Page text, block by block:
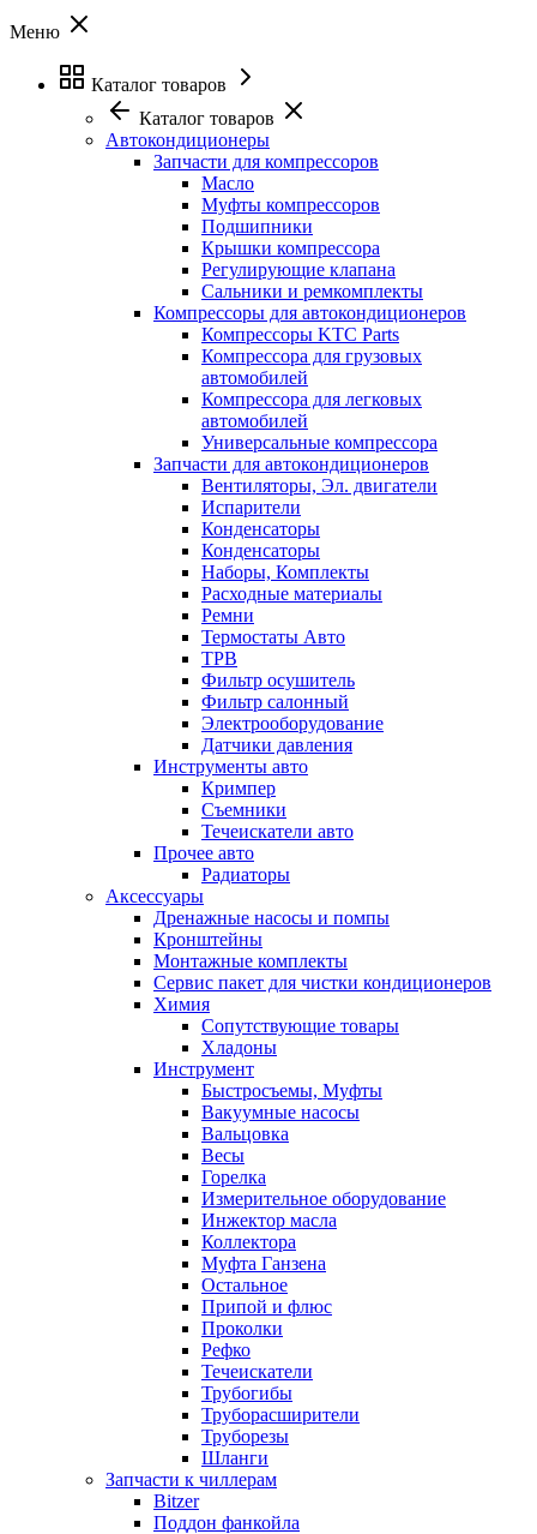
Меню
Каталог товаров
Каталог товаров
Автокондиционеры
Запчасти для компрессоров
Масло
Муфты компрессоров
Подшипники
Крышки компрессора
Регулирующие клапана
Сальники и ремкомплекты
Компрессоры для автокондиционеров
Компрессоры KTC Parts
Компрессора для грузовых
автомобилей
Компрессора для легковых
автомобилей
Универсальные компрессора
Запчасти для автокондиционеров
Вентиляторы, Эл. двигатели
Испарители
Конденсаторы
Конденсаторы
Наборы, Комплекты
Расходные материалы
Ремни
Термостаты Авто
ТРВ
Фильтр осушитель
Фильтр салонный
Электрооборудование
Датчики давления
Инструменты авто
Кримпер
Съемники
Течеискатели авто
Прочее авто
Радиаторы
Аксессуары
Дренажные насосы и помпы
Кронштейны
Монтажные комплекты
Сервис пакет для чистки кондиционеров
Химия
Сопутствующие товары
Хладоны
Инструмент
Быстросъемы, Муфты
Вакуумные насосы
Вальцовка
Весы
Горелка
Измерительное оборудование
Инжектор масла
Коллектора
Муфта Ганзена
Остальное
Припой и флюс
Проколки
Рефко
Течеискатели
Трубогибы
Труборасширители
Труборезы
Шланги
Запчасти к чиллерам
Bitzer
Поддон фанкойла